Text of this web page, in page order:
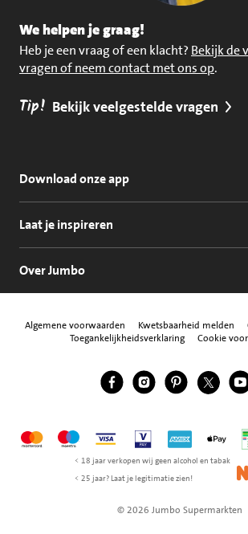
We helpen je graag!
Heb je een vraag of een klacht? Bekijk de
vragen of neem contact met ons op.
Tip! Bekijk veelgestelde vragen
Download onze app
Laat je inspireren
Over Jumbo
Algemene voorwaarden Kwetsbaarheid melden
Toegankelijkheidsverklaring
Cookie
Volg ons
Jumbo Facebook
Jumbo Instagram
JumboJumbo
MastercardMaestroVisa Vpay AmericanApple
< 18 jaar verkopen wij geen alcohol en tabak
< 25 jaar? Laat je legitimatie zien!
© 2026 Jumbo Supermarkten